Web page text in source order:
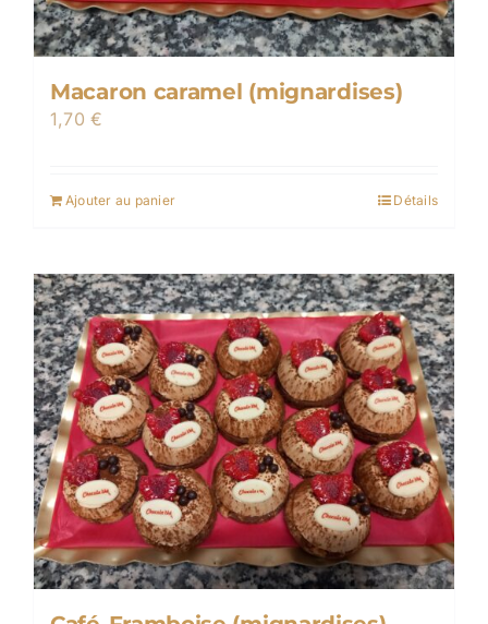
Macaron caramel (mignardises)
1,70€
Ajouter au panier Détails